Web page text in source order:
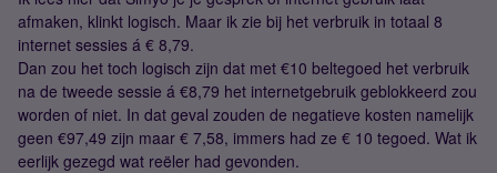
afmaken, klinkt logisch. Maar ik zie bij het verbruik in totaal 8
internet sessies á € 8,79.
Dan zou het toch logisch zijn dat met €10 beltegoed het verbruik
na de tweede sessie á €8,79 het internetgebruik geblokkeerd zou
worden of niet. In dat geval zouden de negatieve kosten namelijk
geen €97,49 zijn maar € 7,58, immers had ze € 10 tegoed. Wat ik
eerlijk gezegd wat reëler had gevonden.